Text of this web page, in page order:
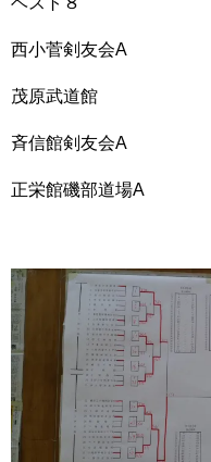
西小菅剣友会A
茂原武道館
斉信館剣友会A
正栄館磯部道場A